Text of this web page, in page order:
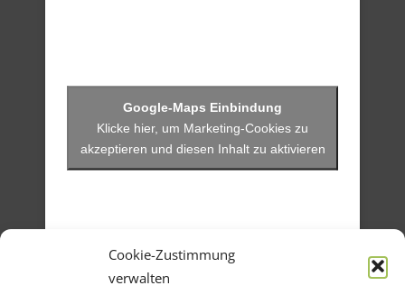
Cookie-Zustimmung
verwalten
Klicke hier, um Marketing-Cookies zu
akzeptieren und diesen Inhalt zu aktivieren